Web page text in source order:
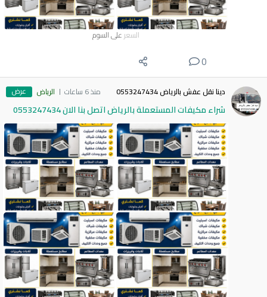
السعر على السوم
0
دينا نقل عفش بالرياض 0553247434 منذ 6 ساعات الرياض عرض
شراء مكيفات المستعملة بالرياض اتصل بنا الان 0553247434